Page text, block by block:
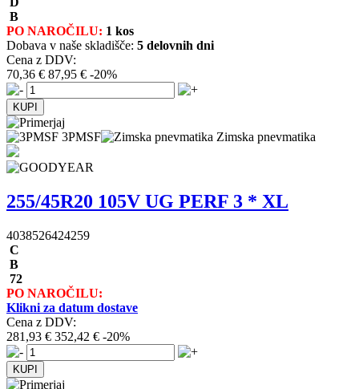
B
PO NAROČILU: 1 kos
Dobava v naše skladišče: 5 delovnih dni
Cena z DDV:
70,36 € 87,95 € -20%
3PMSF Zimska pnevmatika
255/45R20 105V UG PERF 3 * XL
4038526424259
C
B
72
PO NAROČILU:
Klikni za datum dostave
Cena z DDV:
281,93 € 352,42 € -20%